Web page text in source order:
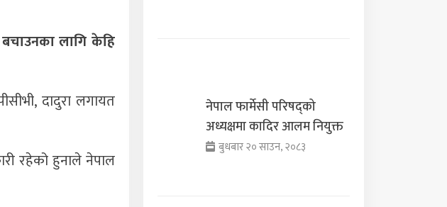
लागि केहि
दादुरा लगायत
रहेको हुनाले नेपाल
नेपाल फार्मेसी परिषद्को
अध्यक्षमा कादिर आलम नियुक्त
बुधबार २० साउन, २०८३